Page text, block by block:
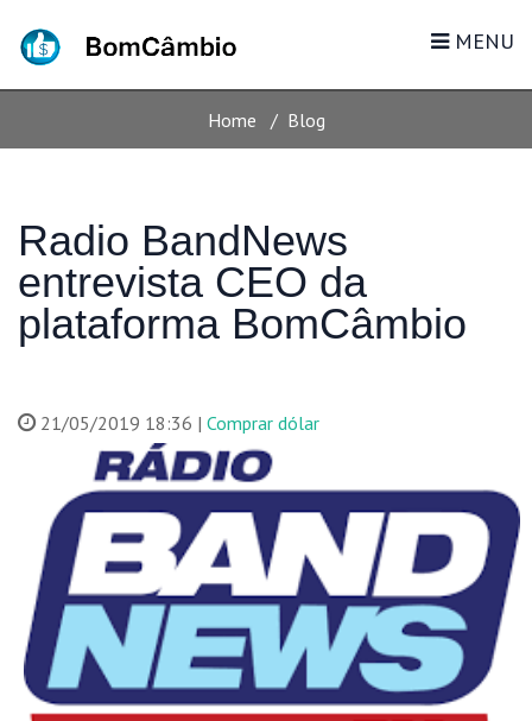
MENU
BLOG
Home Blog
Radio BandNews
entrevista CEO da
plataforma BomCâmbio
21/05/2019 18:36 | Comprar dólar